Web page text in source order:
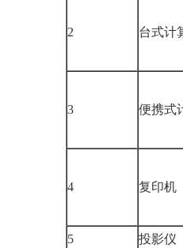
2 台式计
3 便携式
4 复印机
5 投影仪